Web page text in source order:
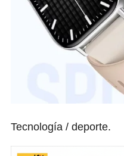
Tecnología / deporte.